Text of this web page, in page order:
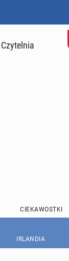
Czytelnia
CIEKAWOSTKI
IRLANDIA